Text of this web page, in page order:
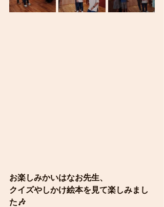
お楽しみかいはなお先生、
クイズやしかけ絵本を見て楽しみまし
た🎶